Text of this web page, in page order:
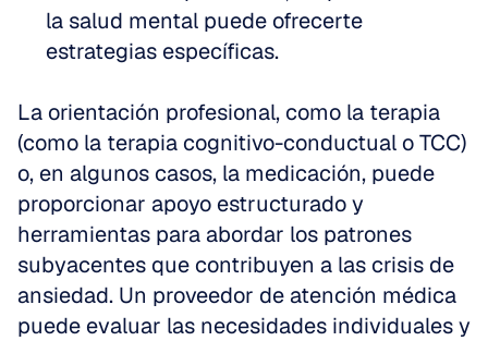
la salud mental puede ofrecerte
estrategias específicas.
La orientación profesional, como la terapia
(como la terapia cognitivo-conductual o TCC)
o, en algunos casos, la medicación, puede
proporcionar apoyo estructurado y
herramientas para abordar los patrones
subyacentes que contribuyen a las crisis de
ansiedad. Un proveedor de atención médica
puede evaluar las necesidades individuales y